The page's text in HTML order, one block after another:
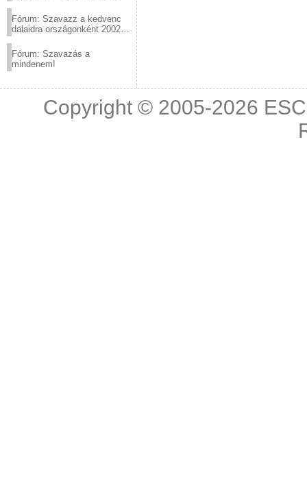
Fórum: Szavazz a kedvenc
dalaidra országonként 2002
Fórum: Szavazás a
mindenem!
Copyright © 2005-2026